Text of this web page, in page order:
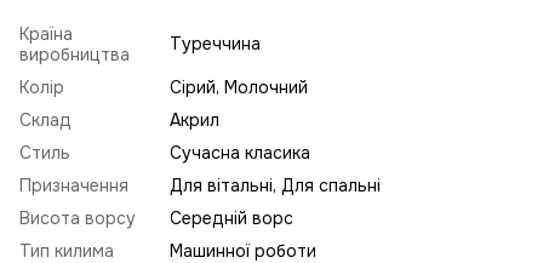
Країна
виробництва
Туреччина
Колір
Сірий, Молочний
Склад
Акрил
Стиль
Сучасна класика
Призначення
Для вітальні, Для спальні
Висота ворсу
Середній ворс
Тип килима
Машинної роботи